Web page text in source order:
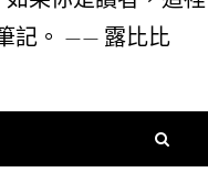
記。 —— 露比比